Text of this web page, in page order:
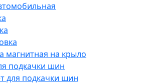
магнитная на крыло
подкачки шин
для подкачки шин